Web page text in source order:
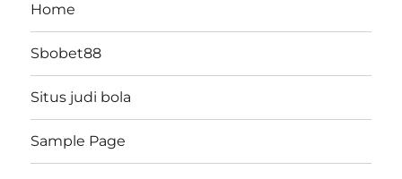
Home
Sbobet88
Situs judi bola
Sample Page